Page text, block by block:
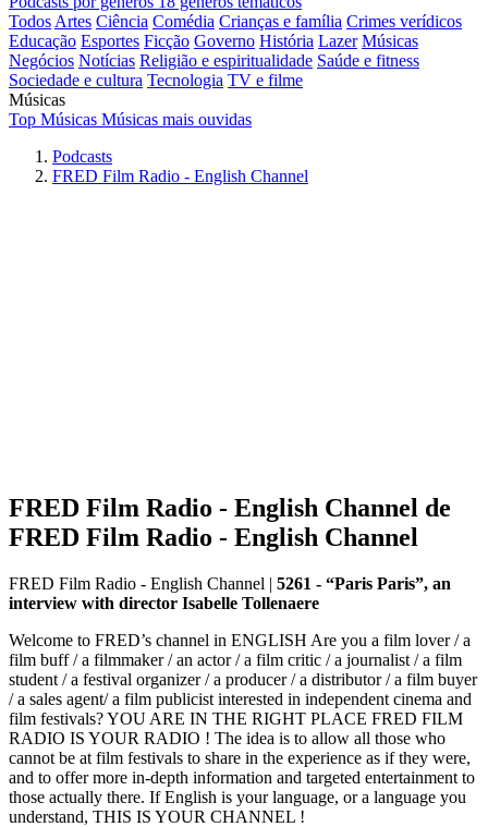
Todos Artes Ciência Comédia Crianças e família Crimes verídicos
Educação Esportes Ficção Governo História Lazer Músicas
Negócios Notícias Religião e espiritualidade Saúde e fitness
Sociedade e cultura Tecnologia TV e filme
Músicas
Top Músicas Músicas mais ouvidas
Podcasts
FRED Film Radio - English Channel
FRED Film Radio - English Channel de
FRED Film Radio - English Channel
FRED Film Radio - English Channel | 5261 - “Paris Paris”, an
interview with director Isabelle Tollenaere
Welcome to FRED’s channel in ENGLISH Are you a film lover / a
film buff / a filmmaker / an actor / a film critic / a journalist / a film
student / a festival organizer / a producer / a distributor / a film buyer
/ a sales agent/ a film publicist interested in independent cinema and
film festivals? YOU ARE IN THE RIGHT PLACE FRED FILM
RADIO IS YOUR RADIO ! The idea is to allow all those who
cannot be at film festivals to share in the experience as if they were,
and to offer more in-depth information and targeted entertainment to
those actually there. If English is your language, or a language you
understand, THIS IS YOUR CHANNEL !